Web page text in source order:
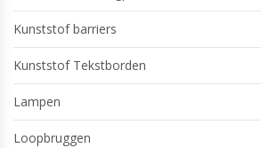
Kunststof barriers
Kunststof Tekstborden
Lampen
Loopbruggen